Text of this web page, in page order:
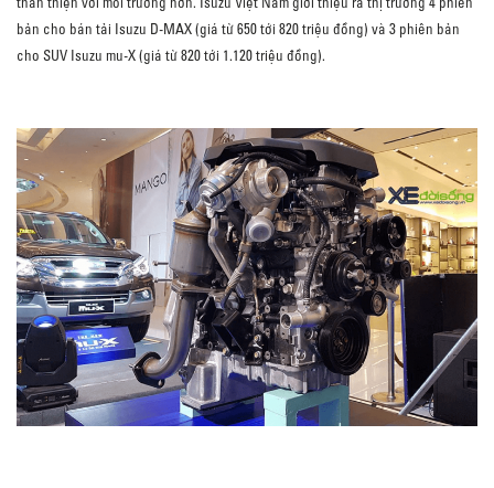
bản cho bán tải Isuzu D-MAX (giá từ 650 tới 820 triệu đồng) và 3 phiên bản
cho SUV Isuzu mu-X (giá từ 820 tới 1.120 triệu đồng).